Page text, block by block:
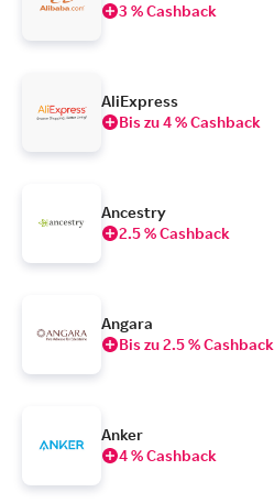
3 % Cashback
AliExpress
Bis zu 4 % Cashback
Ancestry
2.5 % Cashback
Angara
Bis zu 2.5 % Cashback
Anker
4 % Cashback